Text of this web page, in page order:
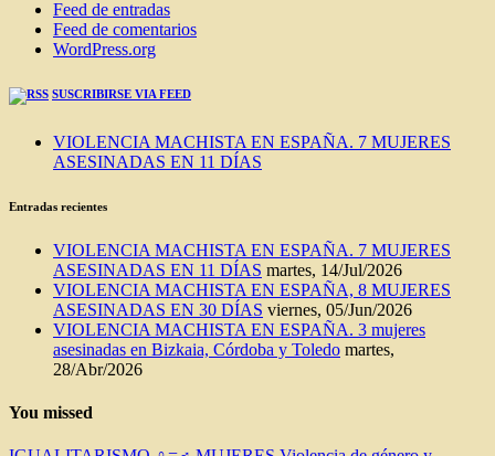
Feed de entradas
Feed de comentarios
WordPress.org
SUSCRIBIRSE VIA FEED
VIOLENCIA MACHISTA EN ESPAÑA. 7 MUJERES
ASESINADAS EN 11 DÍAS
Entradas recientes
VIOLENCIA MACHISTA EN ESPAÑA. 7 MUJERES
ASESINADAS EN 11 DÍAS martes, 14/Jul/2026
VIOLENCIA MACHISTA EN ESPAÑA, 8 MUJERES
ASESINADAS EN 30 DÍAS viernes, 05/Jun/2026
VIOLENCIA MACHISTA EN ESPAÑA. 3 mujeres
asesinadas en Bizkaia, Córdoba y Toledo martes,
28/Abr/2026
You missed